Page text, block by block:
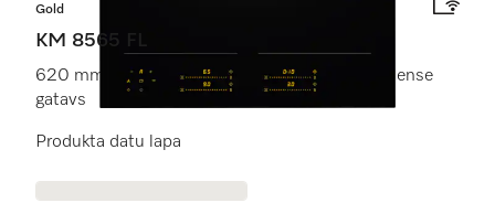
Gold
KM 8565 FL
620 mm | PowerFlex gatavošanas zonas | M Sense
gatavs
Produkta datu lapa